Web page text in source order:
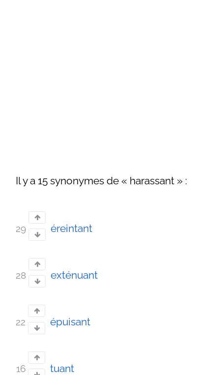
Il y a 15 synonymes de « harassant » :
29 éreintant
28 exténuant
22 épuisant
16 tuant